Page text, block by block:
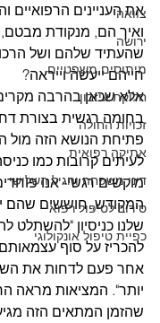
צוואה
ירושה
מיתוסים משפטיים
חלוקת עיזבון
זכויות החולה
אתיקה רפואית
דיני משפחה והגיל השלישי
סירוב לטיפול רפואי
כפיית טיפול אונקולוגי
את העניינים הרפואיים
ואיך הם, מנקודת מבטם,
שהעתיד שלהם ושל
חייהם ייעשה וייראה?
אלא שכאן בהרבה
בחומה רגשית בצורת
פתיחת הנושא הזה מול
לעיתים קרובות כמו
מוקשים רגשי- אנו
המקודש, חוששים שהם
שלנו כניסיון "להשתלט
להכריז על סוף
אחר פעם לדחות את
יותר". המציאות מראה
שהזמן המתאים הזה